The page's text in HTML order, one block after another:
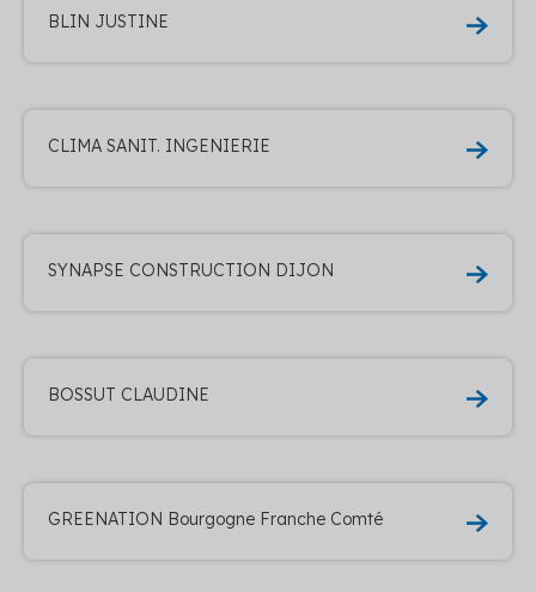
BLIN JUSTINE
CLIMA SANIT. INGENIERIE
SYNAPSE CONSTRUCTION DIJON
BOSSUT CLAUDINE
GREENATION Bourgogne Franche Comté